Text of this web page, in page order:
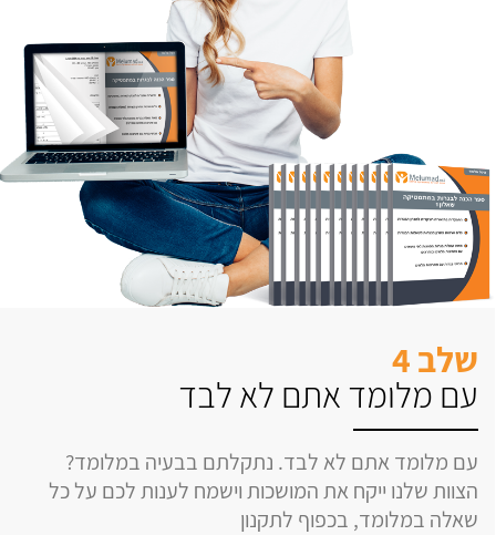
שלב 4
עם מלומד אתם לא לבד
עם מלומד אתם לא לבד. נתקלתם בבעיה במלומד?
הצוות שלנו ייקח את המושכות וישמח לענות לכם על כל
שאלה במלומד, בכפוף לתקנון